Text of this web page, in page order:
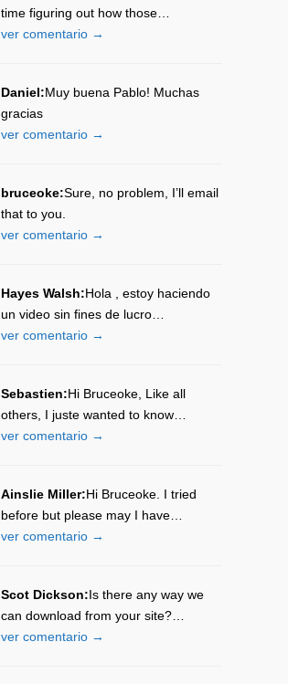
time figuring out how those…
ver comentario →
Daniel:Muy buena Pablo! Muchas
gracias
ver comentario →
bruceoke:Sure, no problem, I’ll email
that to you.
ver comentario →
Hayes Walsh:Hola , estoy haciendo
un video sin fines de lucro…
ver comentario →
Sebastien:Hi Bruceoke, Like all
others, I juste wanted to know…
ver comentario →
Ainslie Miller:Hi Bruceoke. I tried
before but please may I have…
ver comentario →
Scot Dickson:Is there any way we
can download from your site?…
ver comentario →